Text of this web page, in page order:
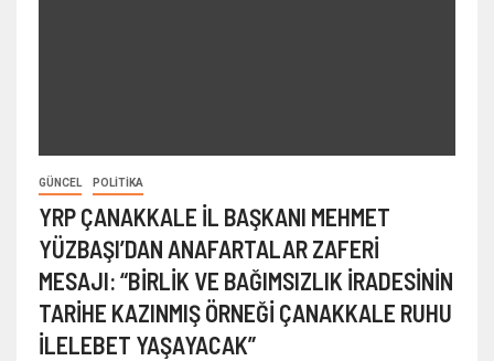
GÜNCEL POLITIKA
YRP ÇANAKKALE İL BAŞKANI MEHMET
YÜZBAŞI’DAN ANAFARTALAR ZAFERİ
MESAJI: “BİRLİK VE BAĞIMSIZLIK İRADESİNİN
TARİHE KAZINMIŞ ÖRNEĞİ ÇANAKKALE RUHU
İLELEBET YAŞAYACAK”